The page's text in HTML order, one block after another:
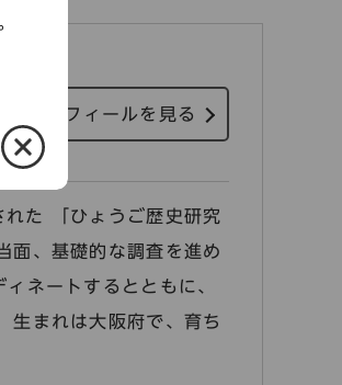
プロフィールを見る
た 「ひょうご歴史研究
面、基礎的な調査を進め
ネートするとともに、
生まれは大阪府で、育ち